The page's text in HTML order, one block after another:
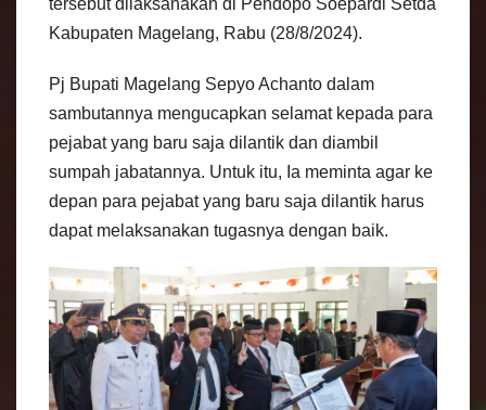
tersebut dilaksanakan di Pendopo Soepardi Setda
Kabupaten Magelang, Rabu (28/8/2024).
Pj Bupati Magelang Sepyo Achanto dalam
sambutannya mengucapkan selamat kepada para
pejabat yang baru saja dilantik dan diambil
sumpah jabatannya. Untuk itu, Ia meminta agar ke
depan para pejabat yang baru saja dilantik harus
dapat melaksanakan tugasnya dengan baik.